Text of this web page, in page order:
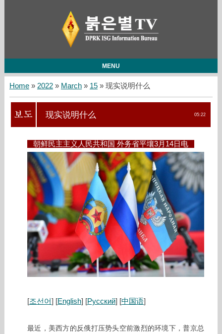
MENU
Home» 2022 » March » 15» 现实说明什么
05:22
现实说明什么
朝鲜民主主义人民共和国 外务省平壤3月14日电
[조선어] [English] [Русский] [中国语]
最近，美西方的反俄打压势头空前激烈的环境下，普京总